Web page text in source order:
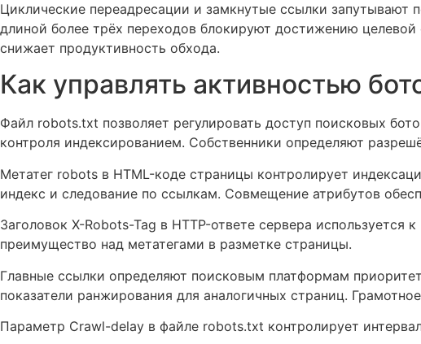
Циклические переадресации и замкнутые ссылки запутывают
длиной более трёх переходов блокируют достижению
снижает продуктивность обхода.
Как управлять активностью
Файл robots.txt позволяет регулировать доступ поисковых
контроля индексированием. Собственники определяют
Метатег robots в HTML-коде страницы контролирует
индекс и следование по ссылкам. Совмещение атрибутов
Заголовок X-Robots-Tag в HTTP-ответе сервера
преимущество над метатегами в разметке страницы.
Главные ссылки определяют поисковым платформам
показатели ранжирования для аналогичных страниц.
Параметр Crawl-delay в файле robots.txt контролирует